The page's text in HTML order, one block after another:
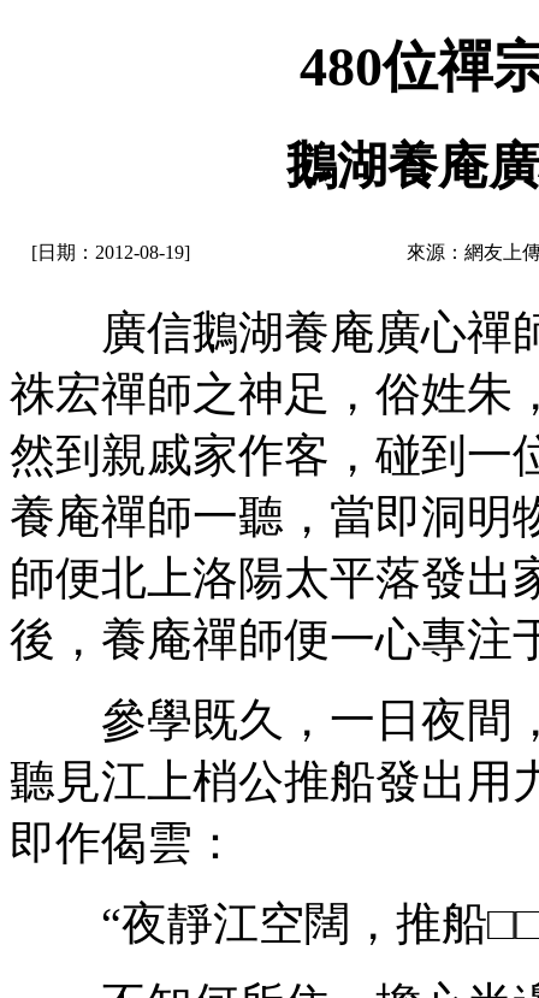
480位禪
鵝湖養庵
[日期：2012-08-19] 來源：網友上
廣信鵝湖養庵廣心禪
祩宏禪師之神足，俗姓朱
然到親戚家作客，碰到一
養庵禪師一聽，當即洞明
師便北上洛陽太平落發出
後，養庵禪師便一心專注
參學既久，一日夜間
聽見江上梢公推船發出用
即作偈雲：
“夜靜江空闊，推船